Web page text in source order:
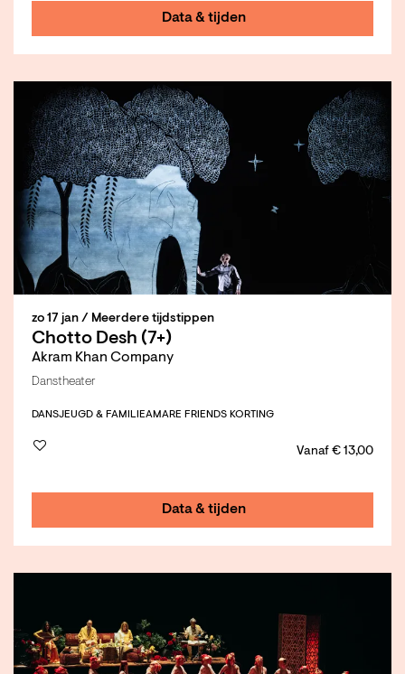
Data & tijden
Chotto Desh (7+)
Akram Khan Company
zo 17 jan / Meerdere tijdstippen
Danstheater
DANSJEUGD & FAMILIEAMARE FRIENDS KORTING
Vanaf € 13,00
Data & tijden